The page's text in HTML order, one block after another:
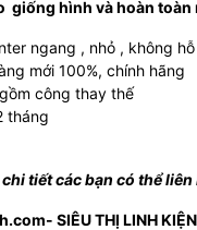
giống hình và hoàn toàn
ngang , nhỏ , không
mới 100%, chính hãng
công thay thế
tháng
tiết các bạn có thể liên
SIÊU THỊ LINH